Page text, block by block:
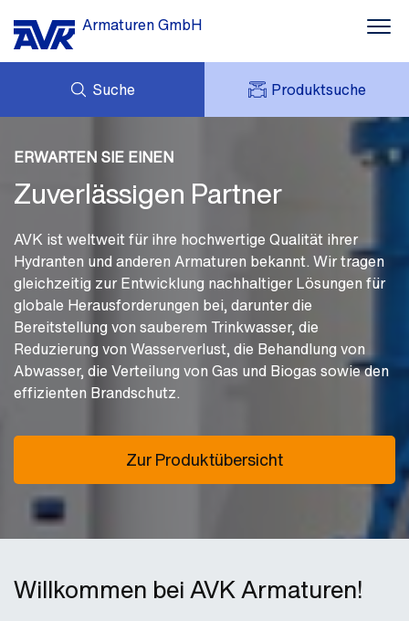
Armaturen GmbH
Wasser
Abwasser
Gas
Brandschutz
Service
Einblicke
Suche Produktsuche
DOWNLOADS
MESSEN
KARRIERE
AVK HOLDING (GROUP)
ERWARTEN SIE EINEN
Zuverlässigen Partner
AVK ist weltweit für ihre hochwertige Qualität ihrer
Hydranten und anderen Armaturen bekannt. Wir tragen
gleichzeitig zur Entwicklung nachhaltiger Lösungen für
globale Herausforderungen bei, darunter die
Bereitstellung von sauberem Trinkwasser, die
Reduzierung von Wasserverlust, die Behandlung von
Abwasser, die Verteilung von Gas und Biogas sowie den
effizienten Brandschutz.
Zur Produktübersicht
Willkommen bei AVK Armaturen!